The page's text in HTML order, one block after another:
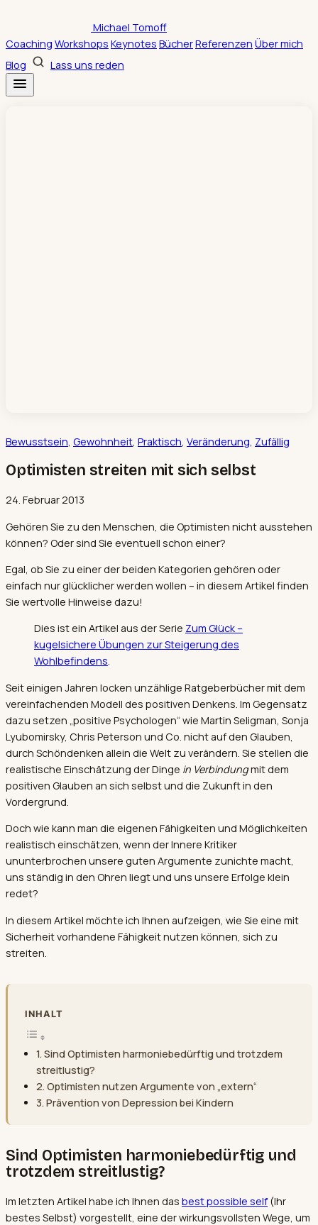
springen
Michael Tomoff
Coaching Workshops Keynotes BücherReferenzen Über mich
Blog
Lass uns reden
Bewusstsein, Gewohnheit, Praktisch, Veränderung, Zufällig
Optimisten streiten mit sich selbst
24. Februar 2013
Gehören Sie zu den Menschen, die Optimisten nicht ausstehen
können? Oder sind Sie eventuell schon einer?
Egal, ob Sie zu einer der beiden Kategorien gehören oder
einfach nur glücklicher werden wollen – in diesem Artikel finden
Sie wertvolle Hinweise dazu!
Dies ist ein Artikel aus der Serie Zum Glück –
kugelsichere Übungen zur Steigerung des
Wohlbefindens.
Seit einigen Jahren locken unzählige Ratgeberbücher mit dem
vereinfachenden Modell des positiven Denkens. Im Gegensatz
dazu setzen „positive Psychologen“ wie Martin Seligman, Sonja
Lyubomirsky, Chris Peterson und Co. nicht auf den Glauben,
durch Schöndenken allein die Welt zu verändern. Sie stellen die
realistische Einschätzung der Dinge in Verbindungmit dem
positiven Glauben an sich selbst und die Zukunft in den
Vordergrund.
Doch wie kann man die eigenen Fähigkeiten und Möglichkeiten
realistisch einschätzen, wenn der Innere Kritiker
ununterbrochen unsere guten Argumente zunichte macht,
uns ständig in den Ohren liegt und uns unsere Erfolge klein
redet?
In diesem Artikel möchte ich Ihnen aufzeigen, wie Sie eine mit
Sicherheit vorhandene Fähigkeit nutzen können, sich zu
streiten.
INHALT
Sind Optimisten harmoniebedürftig und trotzdem
streitlustig?
Optimisten nutzen Argumente von „extern“
Prävention von Depression bei Kindern
Sind Optimisten harmoniebedürftig und
trotzdem streitlustig?
Im letzten Artikel habe ich Ihnen das best possible self(Ihr
bestes Selbst) vorgestellt, eine der wirkungsvollsten Wege, um